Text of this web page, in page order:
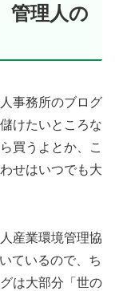
管理人の
事務所のブログ
けたいところな
買うよとか、こ
せはいつでも大
産業環境管理協
ているので、ち
は大部分「世の